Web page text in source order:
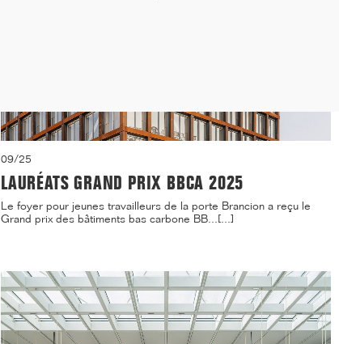
09/25
LAURÉATS GRAND PRIX BBCA 2025
Le foyer pour jeunes travailleurs de la porte Brancion a reçu le
Grand prix des bâtiments bas carbone BB...[...]